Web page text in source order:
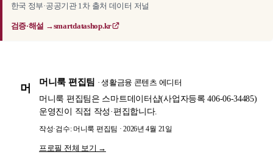
한국 정부·공공기관 1차 출처 데이터 저널
검증·해설 →smartdatashop.kr
머
머니룩 편집팀 · 생활금융 콘텐츠 에디터
머니룩 편집팀은 스마트데이터샵(사업자등록 406-06-34485)
운영진이 직접 작성·편집합니다.
작성·검수: 머니룩 편집팀 · 2026년 4월 21일
프로필 전체 보기 →